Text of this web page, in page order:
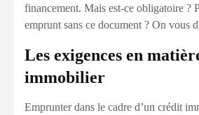
financement. Mais est-ce obligatoire ?
emprunt sans ce document ? On vous
Les exigences en
immobilier
Emprunter dans le cadre d’un crédit